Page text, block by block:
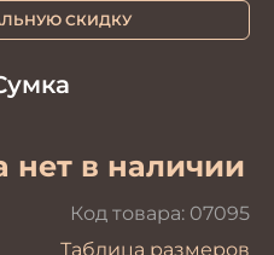
нет в наличии
Код товара: 07095
СКИДКУ
Таблица размеров